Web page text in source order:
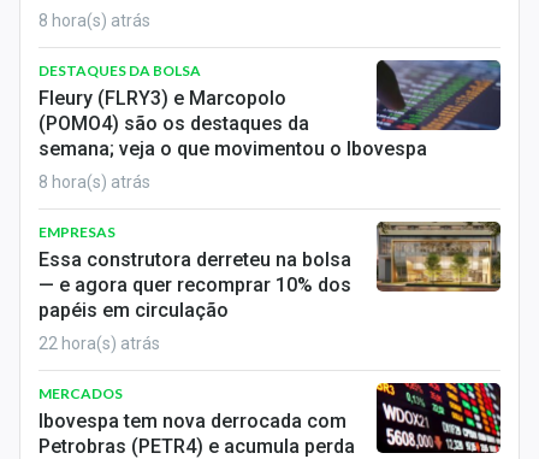
Especiais
Internacional
Marketing
Tecnologia
Conteúdo de Marca
Sobre
Expediente
Contato
8 hora(s) atrás
DESTAQUES DA BOLSA
Fleury (FLRY3) e Marcopolo
(POMO4) são os destaques da
semana; veja o que movimentou o Ibovespa
8 hora(s) atrás
EMPRESAS
Essa construtora derreteu na bolsa
— e agora quer recomprar 10% dos
papéis em circulação
22 hora(s) atrás
MERCADOS
Ibovespa tem nova derrocada com
Petrobras (PETR4) e acumula perda